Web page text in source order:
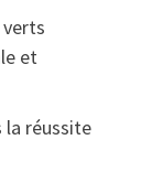
et
la réussite